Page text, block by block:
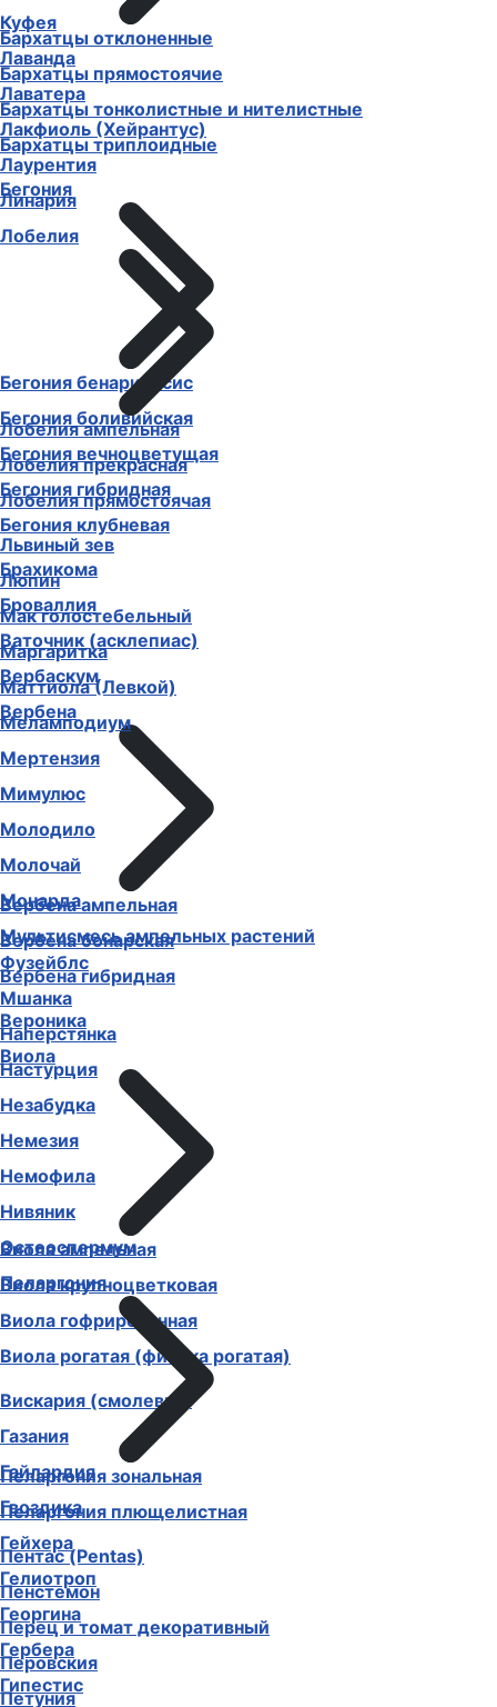
Бархатцы отклоненные
Бархатцы прямостоячие
Бархатцы тонколистные и нителистные
Бархатцы триплоидные
Бегония
Бегония бенариенсис
Бегония боливийская
Бегония вечноцветущая
Бегония гибридная
Бегония клубневая
Брахикома
Броваллия
Ваточник (асклепиас)
Вербаскум
Вербена
Вербена ампельная
Вербена бонарская
Вербена гибридная
Вероника
Виола
Виола ампельная
Виола крупноцветковая
Виола гофрированная
Виола рогатая (фиалка рогатая)
Вискария (смолевка)
Газания
Гайлардия
Гвоздика
Гейхера
Гелиотроп
Георгина
Гербера
Гипестис
Куфея
Лаванда
Лаватера
Лакфиоль (Хейрантус)
Лаурентия
Линария
Лобелия
Лобелия ампельная
Лобелия прекрасная
Лобелия прямостоячая
Львиный зев
Люпин
Мак голостебельный
Маргаритка
Маттиола (Левкой)
Меламподиум
Мертензия
Мимулюс
Молодило
Молочай
Монарда
Мультисмесь ампельных растений
Фузейблс
Мшанка
Наперстянка
Настурция
Незабудка
Немезия
Немофила
Нивяник
Остеоспермум
Пеларгония
Пеларгония зональная
Пеларгония плющелистная
Пентас (Pentas)
Пенстемон
Перец и томат декоративный
Перовския
Петуния